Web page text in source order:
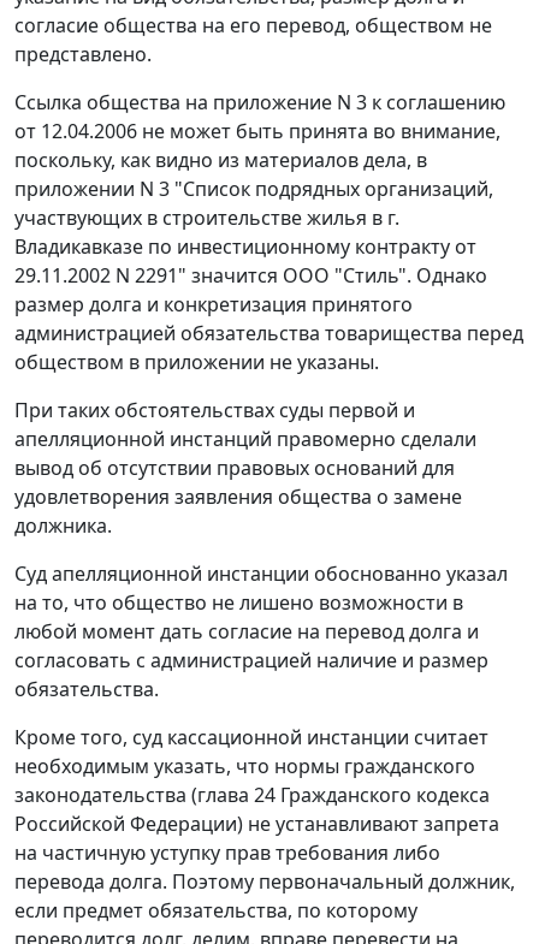
согласие общества на его перевод, обществом не
представлено.
Ссылка общества на приложение N 3 к соглашению
от 12.04.2006 не может быть принята во внимание,
поскольку, как видно из материалов дела, в
приложении N 3 "Список подрядных организаций,
участвующих в строительстве жилья в г.
Владикавказе по инвестиционному контракту от
29.11.2002 N 2291" значится ООО "Стиль". Однако
размер долга и конкретизация принятого
администрацией обязательства товарищества перед
обществом в приложении не указаны.
При таких обстоятельствах суды первой и
апелляционной инстанций правомерно сделали
вывод об отсутствии правовых оснований для
удовлетворения заявления общества о замене
должника.
Суд апелляционной инстанции обоснованно указал
на то, что общество не лишено возможности в
любой момент дать согласие на перевод долга и
согласовать с администрацией наличие и размер
обязательства.
Кроме того, суд кассационной инстанции считает
необходимым указать, что нормы гражданского
законодательства (глава 24 Гражданского кодекса
Российской Федерации) не устанавливают запрета
на частичную уступку прав требования либо
перевода долга. Поэтому первоначальный должник,
если предмет обязательства, по которому